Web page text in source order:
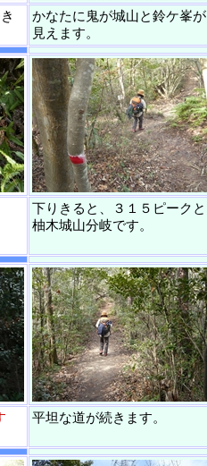
かなたに鬼が城山と鈴ケ峯が
見えます。
下りきると、３１５ピークと
柚木城山分岐です。
平坦な道が続きます。